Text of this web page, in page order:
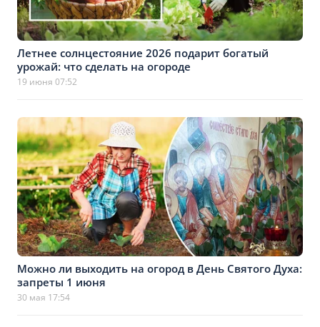
Летнее солнцестояние 2026 подарит богатый
урожай: что сделать на огороде
19 июня 07:52
Можно ли выходить на огород в День Святого Духа:
запреты 1 июня
30 мая 17:54